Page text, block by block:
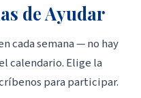
de Ayudar
cada semana — no hay
calendario. Elige la
para participar.